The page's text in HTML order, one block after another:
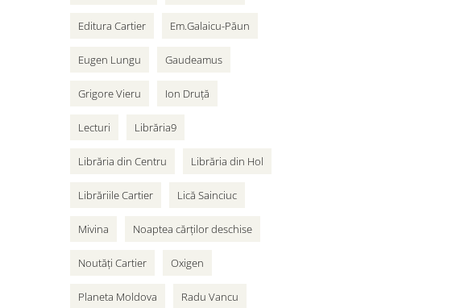
Editura Cartier Em.Galaicu-Păun
Eugen Lungu Gaudeamus
Grigore Vieru Ion Druță
Lecturi Librăria9
Librăria din Centru Librăria din Hol
Librăriile Cartier Lică Sainciuc
Mivina Noaptea cărților deschise
Noutăți Cartier Oxigen
Planeta Moldova Radu Vancu